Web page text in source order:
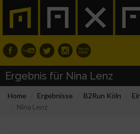
Ergebnis für Nina Lenz
Home Ergebnisse B2Run Köln
Nina Lenz